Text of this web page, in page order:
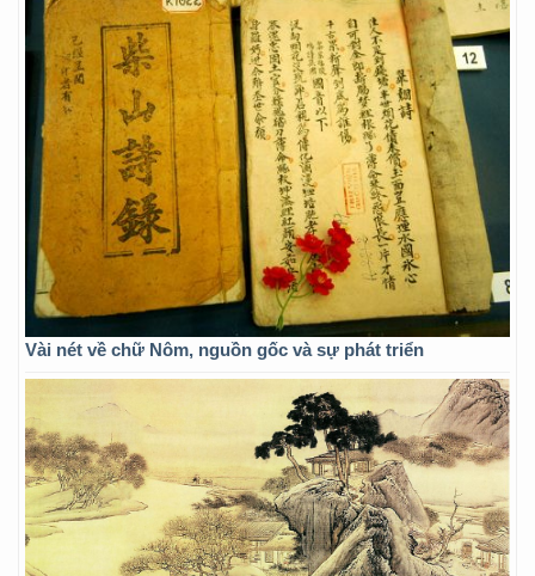
Vài nét về chữ Nôm, nguồn gốc và sự phát triển